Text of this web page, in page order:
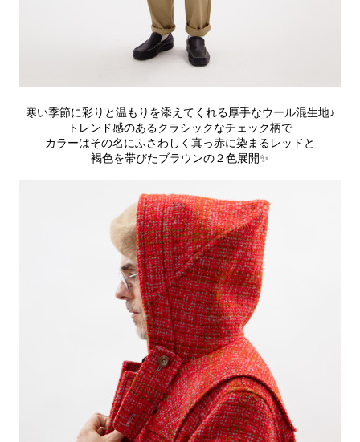
寒い季節に彩りと温もりを添えてくれる厚手なウール混生地♪
トレンド感のあるクラシックなチェック柄で
カラーはその名にふさわしく真っ赤に染まるレッドと
褐色を帯びたブラウンの２色展開✨